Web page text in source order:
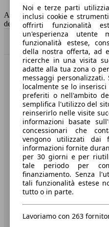
Capacità del serbatoio
60 l
AutoScout24 non si assume
dei dati.
Benvenuti su AutoScout24,
Società
A proposito di
Stampa
Media
Condizioni generali
Informazioni
Privacy
Dichiarazione di
Noi e terze parti
inclusi cookie e
offrirti funzionalità
un'esperienza utente
funzionalità estese,
della nostra offerta, ad
ricerche in una visita
adatte alla tua zona o
messaggi
localmente se lo
preferiti o nell'ambito
semplifica l'utilizzo del
reinserirlo nelle visite
informazioni basate
concessionari che
vengono utilizzati dai
informazioni fornite
per 30 giorni e per
tale periodo per
finanziamento. Senza
tali funzionalità estese
tutto o in parte.
Lavoriamo con 263